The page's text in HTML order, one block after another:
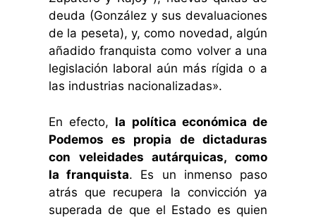
deuda (González y sus devaluaciones
de la peseta), y, como novedad, algún
añadido franquista como volver a una
legislación laboral aún más rígida o a
las industrias nacionalizadas».
En efecto, la política económica de
Podemos es propia de dictaduras
con veleidades autárquicas, como
la franquista. Es un inmenso paso
atrás que recupera la convicción ya
superada de que el Estado es quien